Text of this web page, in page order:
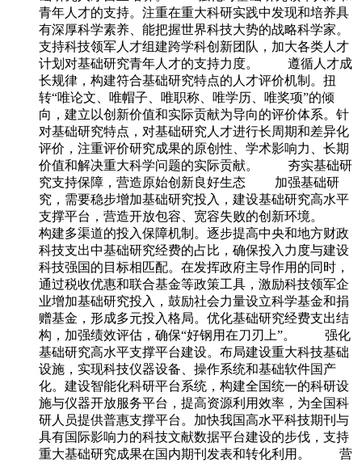
青年人才的支持。注重在重大科研实践中发现和培养具
有深厚科学素养、能把握世界科技大势的战略科学家。
支持科技领军人才组建跨学科创新团队，加大各类人才
计划对基础研究青年人才的支持力度。 遵循人才成
长规律，构建符合基础研究特点的人才评价机制。扭
转“唯论文、唯帽子、唯职称、唯学历、唯奖项”的倾
向，建立以创新价值和实际贡献为导向的评价体系。针
对基础研究特点，对基础研究人才进行长周期和差异化
评价，注重评价研究成果的原创性、学术影响力、长期
价值和解决重大科学问题的实际贡献。 夯实基础研
究支持保障，营造原始创新良好生态 加强基础研
究，需要稳步增加基础研究投入，建设基础研究高水平
支撑平台，营造开放包容、宽容失败的创新环境。
构建多渠道的投入保障机制。逐步提高中央和地方财政
科技支出中基础研究经费的占比，确保投入力度与建设
科技强国的目标相匹配。在发挥政府主导作用的同时，
通过税收优惠和联合基金等政策工具，激励科技领军企
业增加基础研究投入，鼓励社会力量设立科学基金和捐
赠基金，形成多元投入格局。优化基础研究经费支出结
构，加强绩效评估，确保“好钢用在刀刃上”。 强化
基础研究高水平支撑平台建设。布局建设重大科技基础
设施，实现科技仪器设备、操作系统和基础软件国产
化。建设智能化科研平台系统，构建全国统一的科研设
施与仪器开放服务平台，提高资源利用效率，为全国科
研人员提供普惠支撑平台。加快我国高水平科技期刊与
具有国际影响力的科技文献数据平台建设的步伐，支持
重大基础研究成果在国内期刊发表和转化利用。 营